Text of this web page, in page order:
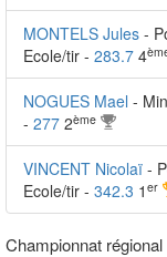
MONTELS Jules -
Ecole/tir - 283.7 4
NOGUES Mael -
- 277 2ème
VINCENT Nicolaï -
Ecole/tir - 342.3 1 er
Championnat